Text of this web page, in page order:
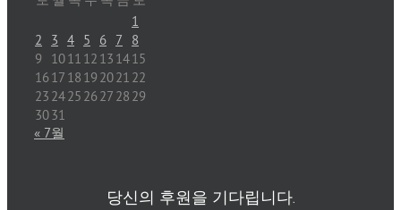
1
2
3 4 5 6 7
8
9
1011 12 13 1415
1617 18 19 2021 22
23 2425 2627 28 29
3031
« 7월
당신의 후원을 기다립니다.